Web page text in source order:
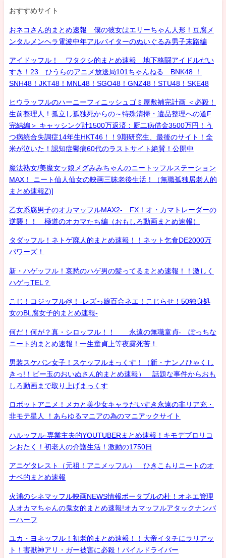
おすすめサイト
おネコさん的まとめ速報 僕の彼女はエリーちゃん人形！豆腐メ
ンタルメンヘラ電波中年アルバイターのぬいぐるみ男子末路編
アイドッフル！ ワタクシ的まとめ速報 地下格闘アイドルだい
すき！23 ひうらのアニメ放送局101ちゃんねる BNK48 ！
SNH48！JKT48！MNL48！SGO48！GNZ48！STU48！SKE48
ヒウラッフルのハーニーフィニッシュゴミ屋敷補完計画 ＜必殺！
生前整理人！孤立し孤独死からの～特殊清掃・遺品整理への道F
完結編＞ キャッシング計1500万返済：厨二病借金3500万円！う
つ病統合失調症14年生HKT46！！9期研究生、最後のサイト！全
米が泣いた！認知症鬱病60代のラストサイト絶賛！公開中
魔法熟女/美魔女ッ娘メグみみちゃんのニートッフルステーション
MAX！ ニート仙人仙女の映画三昧老後生活！（無職孤独居老人的
まとめ速報Z)]
乙女系腐男子のオカマッフルMAX2- FX！オ・カマトレーダーの
逆襲！！ 極道のオカマたち編（おもしろ動画まとめ速報）
タダッフル！ネトゲ廃人的まとめ速報！！ネット乞食DE2000万
パワーズ！
新・ハゲッフル！哀愁のハゲ男の髪ってるまとめ速報！！激しく
ハゲっTEL？
こじ！コジッフル@！-レズっ娘百合ネエ！こじらせ！50独身処
女のBL腐女子的まとめ速報-
何だ！何が？真・シロッフル！！ 永遠の無職童貞- ぼっちな
ニート的まとめ速報！一生童貞上等夜露死苦！
男装スケバン女子！スケッフルまっくす！（新・ナンノひゃくし
きっ!！ビー玉のおいぬさん的まとめ速報） 話題な事件からおも
しろ動画まで取り上げまっくす
ロボットアニメ！メカと美少女キャラだいすき永遠の非リア充・
非モテ星人 ！あらゆるマニアの為のマニアックサイト
ハルッフル-専業主夫的YOUTUBERまとめ速報！キモデブロリコ
ンおたく！初老人の介護生活！激動の1750日
アニゲタレスト（元祖！アニメッフル） ひきこもりニートのオ
ナベ的まとめ速報
火浦のシネマッフル映画NEWS情報ポータブルの杜！オネエ管理
人オカマちゃんの鬼女的まとめ速報!オカマッフルアタックナンバ
ーハーフ
ユカ・ヨネッフル！初老的まとめ速報！！大帝イタチにラリアッ
ト！害獣神アリ・ガー被害に必殺！パイルドライバー